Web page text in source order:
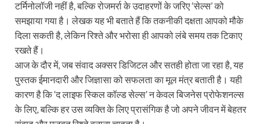
टर्मिनोलॉजी नहीं है, बल्कि रोजमर्रा के उदाहरणों के जरिए ‘सेल्स’ को
समझाया गया है। लेखक यह भी बताते हैं कि तकनीकी दक्षता आपको मौके
दिला सकती है, लेकिन रिश्ते और भरोसा ही आपको लंबे समय तक टिकाए
रखते हैं।
आज के दौर में, जब संवाद अक्सर डिजिटल और सतही होता जा रहा है, यह
पुस्तक ईमानदारी और जिज्ञासा को सफलता का मूल मंत्र बताती है। यही
कारण है कि ‘द लाइफ स्किल कॉल्ड सेल्स’ न केवल बिजनेस प्रोफेशनल्स
के लिए, बल्कि हर उस व्यक्ति के लिए प्रासंगिक है जो अपने जीवन में बेहतर